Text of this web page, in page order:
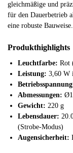
gleichmäßige und
für den Dauerbetrieb
eine robuste Bauweise.
Produkthighlights
Leuchtfarbe: Rot
Leistung: 3,60 W
Abmessungen:
Gewicht: 220 g
Lebensdauer:
(Strobe-Modus)
Augensicherheit: